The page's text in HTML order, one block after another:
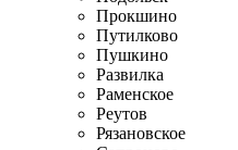
Прокшино
Путилково
Пушкино
Развилка
Раменское
Реутов
Рязановское